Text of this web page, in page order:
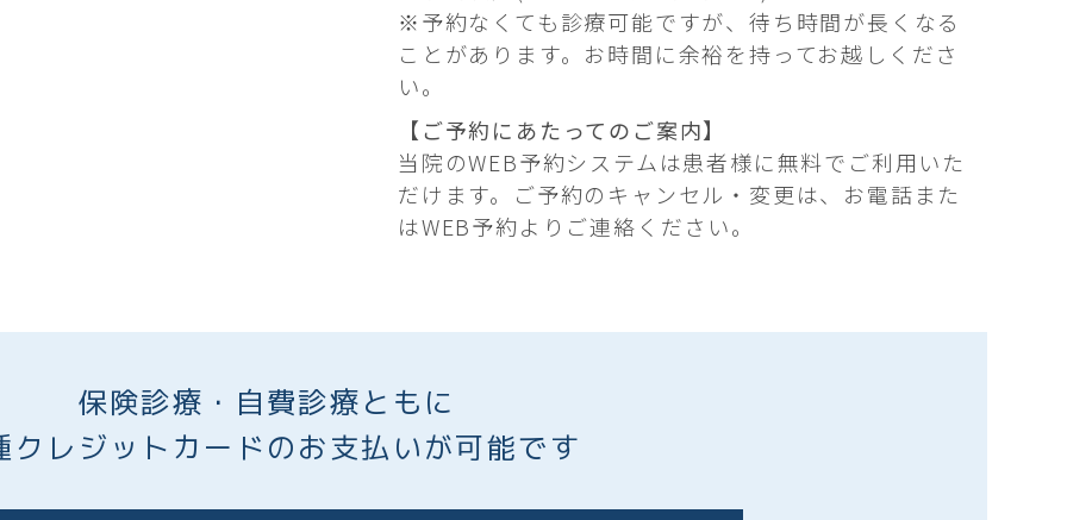
※予約なくても診療可能ですが、待ち時間が長くなる
ことがあります。お時間に余裕を持ってお越しくださ
い。
【ご予約にあたってのご案内】
当院のWEB予約システムは患者様に無料でご利用いた
だけます。ご予約のキャンセル・変更は、お電話また
はWEB予約よりご連絡ください。
保険診療・自費診療ともに
クレジットカードのお支払いが可能です